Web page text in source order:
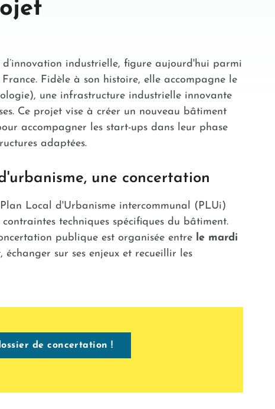
industrielle, figure aujourd'hui parmi
Fidèle à son histoire, elle accompagne le
une infrastructure industrielle innovante
Ce projet vise à créer un nouveau bâtiment
accompagner les start-ups dans leur phase
adaptées.
une concertation
Local d'Urbanisme intercommunal (PLUi)
techniques spécifiques du bâtiment.
publique est organisée entre le mardi
sur ses enjeux et recueillir les
de concertation !